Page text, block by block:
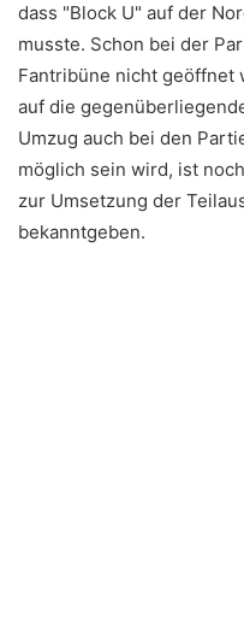
dass "Block U" auf der
musste. Schon bei der
Fantribüne nicht geöffnet
auf die
Umzug auch bei den
möglich sein wird, ist
zur Umsetzung der
bekanntgeben.